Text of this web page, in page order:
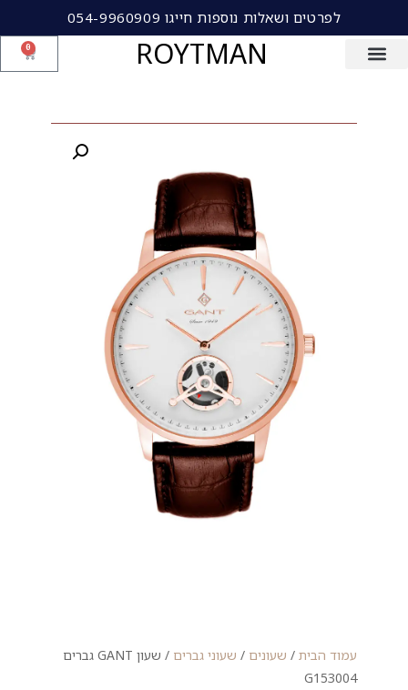
לפרטים ושאלות נוספות חייגו 054-9960909
ROYTMAN
0
עמוד הבית / שעונים / שעוני גברים
/ שעון GANT גברים
G153004